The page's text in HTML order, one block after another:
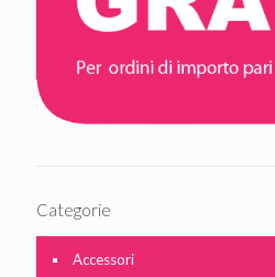
Categorie
Accessori